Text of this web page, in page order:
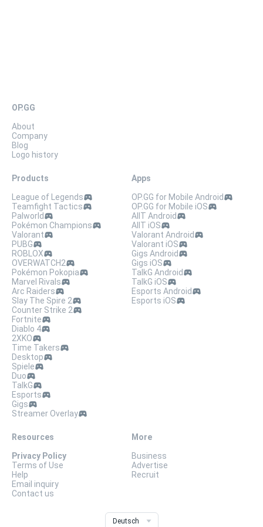
OP.GG
About
Company
Blog
Logo history
Products
League of Legends
Teamfight Tactics
Palworld
Pokémon Champions
Valorant
PUBG
ROBLOX
OVERWATCH2
Pokémon Pokopia
Marvel Rivals
Arc Raiders
Slay The Spire 2
Counter Strike 2
Fortnite
Diablo 4
2XKO
Time Takers
Desktop
Spiele
Duo
TalkG
Esports
Gigs
Streamer Overlay
Apps
OP.GG for Mobile Android
OP.GG for Mobile iOS
AllT Android
AllT iOS
Valorant Android
Valorant iOS
Gigs Android
Gigs iOS
TalkG Android
TalkG iOS
Esports Android
Esports iOS
Resources
Privacy Policy
Terms of Use
Help
Email inquiry
Contact us
More
Business
Advertise
Recruit
Deutsch